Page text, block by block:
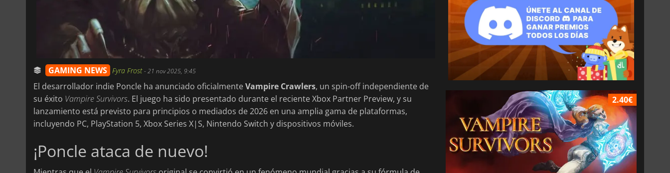
GAMING NEWS Fyra Frost-21 nov 2025, 9:45
El desarrollador indie Poncle ha anunciado oficialmenteVampire Crawlers, un spin-off independiente de
su éxito Vampire Survivors. El juego ha sido presentado durante el reciente Xbox Partner Preview, y su
lanzamiento está previsto para principios o mediados de 2026 en una amplia gama de plataformas,
incluyendo PC, PlayStation 5, Xbox Series X|S, Nintendo Switch y dispositivos móviles.
¡Poncle ataca de nuevo!
2.40€